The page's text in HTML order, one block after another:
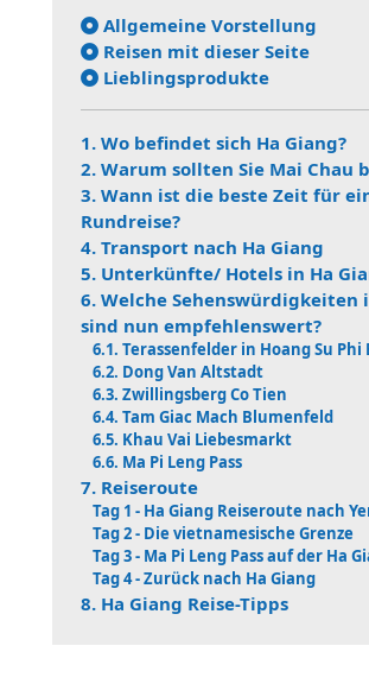
Allgemeine Vorstellung
Reisen mit dieser Seite
Lieblingsprodukte
1. Wo befindet sich Ha Giang?
2. Warum sollten Sie Mai Chau
3. Wann ist die beste Zeit für
Rundreise?
4. Transport nach Ha Giang
5. Unterkünfte/ Hotels in Ha
6. Welche Sehenswürdigkeiten
sind nun empfehlenswert?
6.1. Terassenfelder in Hoang Su Phi
6.2. Dong Van Altstadt
6.3. Zwillingsberg Co Tien
6.4. Tam Giac Mach Blumenfeld
6.5. Khau Vai Liebesmarkt
6.6. Ma Pi Leng Pass
7. Reiseroute
Tag 1 - Ha Giang Reiseroute nach
Tag 2 - Die vietnamesische Grenze
Tag 3 - Ma Pi Leng Pass auf der Ha
Tag 4 - Zurück nach Ha Giang
8. Ha Giang Reise-Tipps